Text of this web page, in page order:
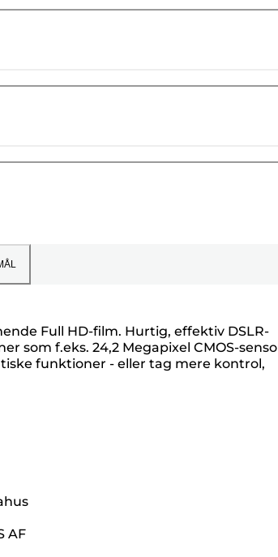
Full HD-film. Hurtig, effektiv DSLR-
som f.eks. 24,2 Megapixel CMOS-
funktioner - eller tag mere kontrol,
AF